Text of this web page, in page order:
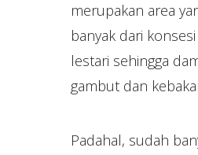
merupakan area
banyak dari
lestari sehingga
gambut dan
Padahal, sudah